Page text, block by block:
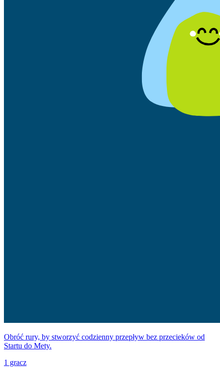
Obróć rury, by stworzyć codzienny przepływ bez przecieków od
Startu do Mety.
1 gracz